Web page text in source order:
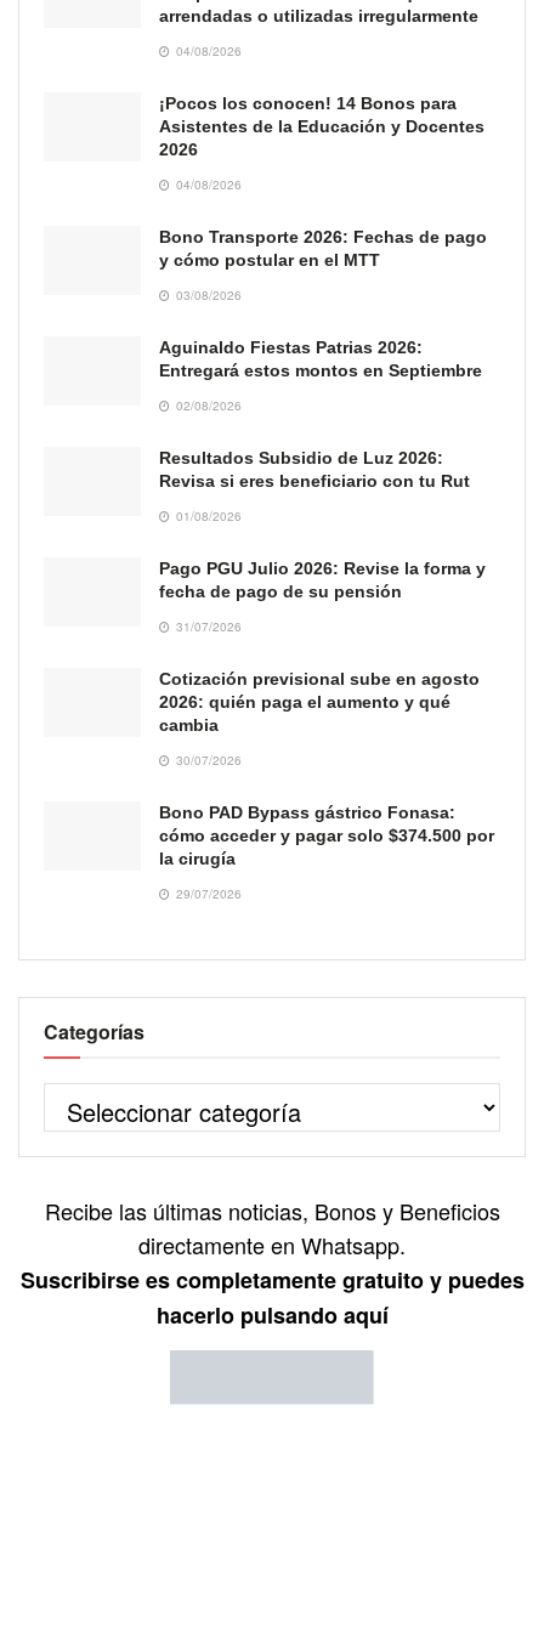
arrendadas o utilizadas irregularmente
04/08/2026
¡Pocos los conocen! 14 Bonos para
Asistentes de la Educación y Docentes
2026
04/08/2026
Bono Transporte 2026: Fechas de pago
y cómo postular en el MTT
03/08/2026
Aguinaldo Fiestas Patrias 2026:
Entregará estos montos en Septiembre
02/08/2026
Resultados Subsidio de Luz 2026:
Revisa si eres beneficiario con tu Rut
01/08/2026
Pago PGU Julio 2026: Revise la forma y
fecha de pago de su pensión
31/07/2026
Cotización previsional sube en agosto
2026: quién paga el aumento y qué
cambia
30/07/2026
Bono PAD Bypass gástrico Fonasa:
cómo acceder y pagar solo $374.500 por
la cirugía
29/07/2026
Categorías
Recibe las últimas noticias, Bonos y Beneficios
directamente en Whatsapp.
Suscribirse es completamente gratuito y puedes
hacerlo pulsando aquí